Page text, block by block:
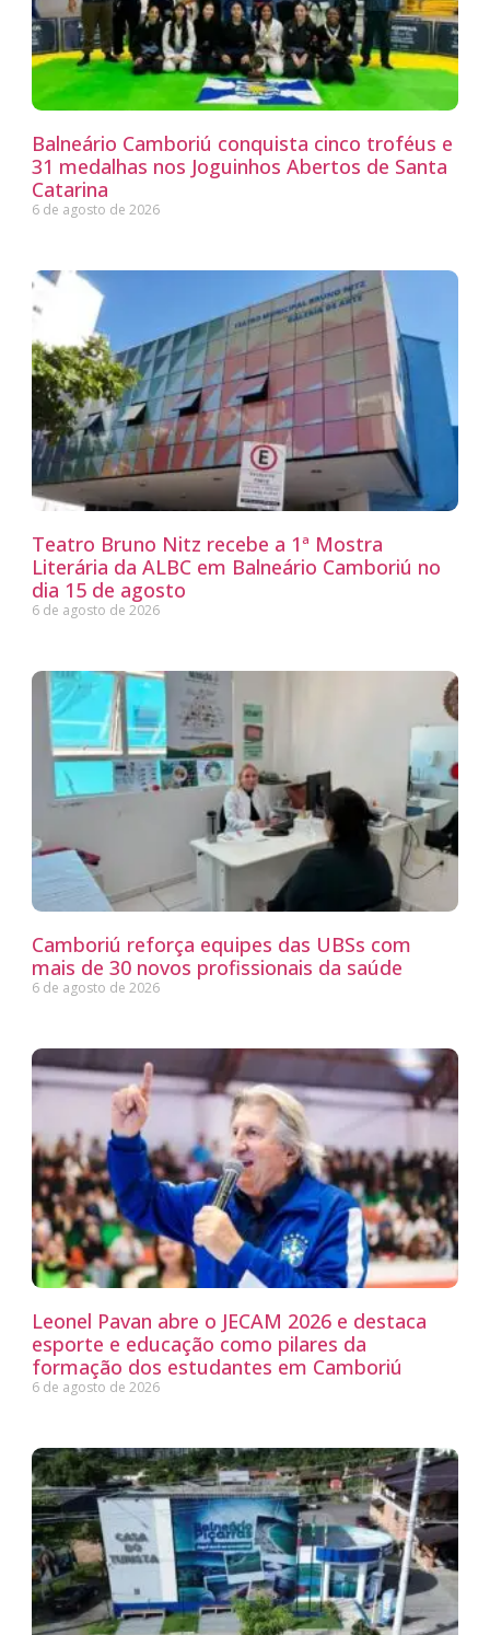
Balneário Camboriú conquista cinco troféus e
31 medalhas nos Joguinhos Abertos de Santa
Catarina
6 de agosto de 2026
Teatro Bruno Nitz recebe a 1ª Mostra
Literária da ALBC em Balneário Camboriú no
dia 15 de agosto
6 de agosto de 2026
Camboriú reforça equipes das UBSs com
mais de 30 novos profissionais da saúde
6 de agosto de 2026
Leonel Pavan abre o JECAM 2026 e destaca
esporte e educação como pilares da
formação dos estudantes em Camboriú
6 de agosto de 2026